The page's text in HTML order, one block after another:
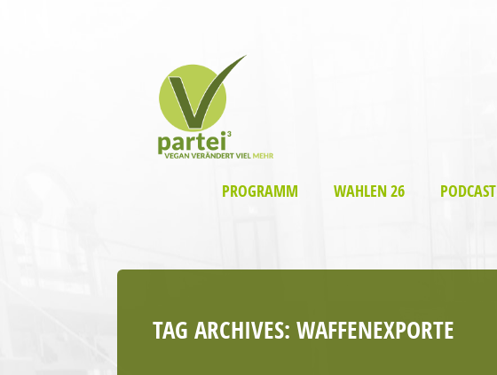
PROGRAMM WAHLEN 26 PODCAST
TAG ARCHIVES: WAFFENEXPORTE